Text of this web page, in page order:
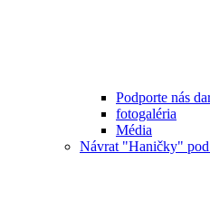
Podporte nás
fotogaléria
Média
Návrat "Haničky" pod